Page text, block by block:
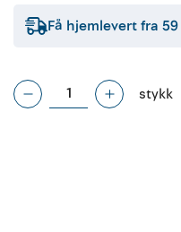
Få hjemlevert fra 59
stykk